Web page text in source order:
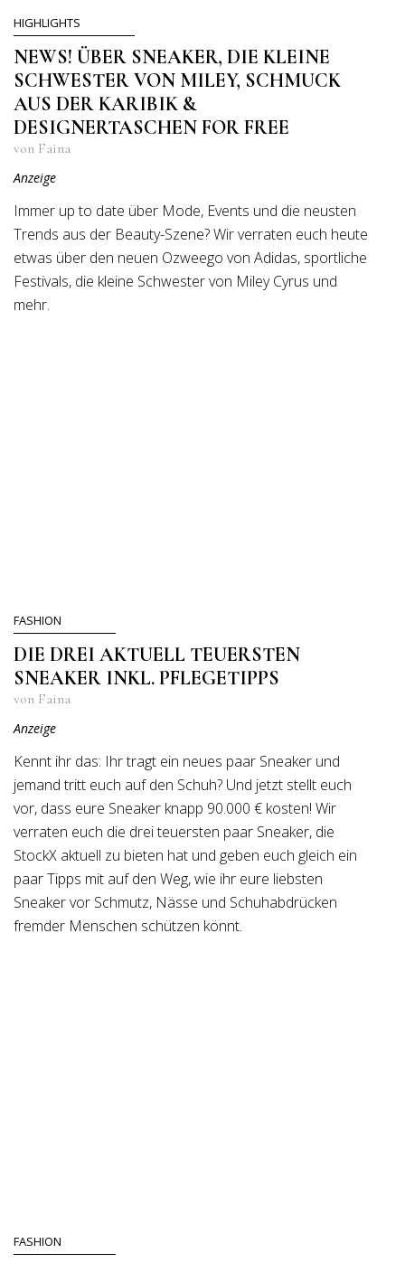
HIGHLIGHTS
NEWS! ÜBER SNEAKER, DIE KLEINE
SCHWESTER VON MILEY, SCHMUCK
AUS DER KARIBIK &
DESIGNERTASCHEN FOR FREE
von Faina
Anzeige
Immer up to date über Mode, Events und die neusten
Trends aus der Beauty-Szene? Wir verraten euch heute
etwas über den neuen Ozweego von Adidas, sportliche
Festivals, die kleine Schwester von Miley Cyrus und
mehr.
FASHION
DIE DREI AKTUELL TEUERSTEN
SNEAKER INKL. PFLEGETIPPS
von Faina
Anzeige
Kennt ihr das: Ihr tragt ein neues paar Sneaker und
jemand tritt euch auf den Schuh? Und jetzt stellt euch
vor, dass eure Sneaker knapp 90.000 € kosten! Wir
verraten euch die drei teuersten paar Sneaker, die
StockX aktuell zu bieten hat und geben euch gleich ein
paar Tipps mit auf den Weg, wie ihr eure liebsten
Sneaker vor Schmutz, Nässe und Schuhabdrücken
fremder Menschen schützen könnt.
FASHION